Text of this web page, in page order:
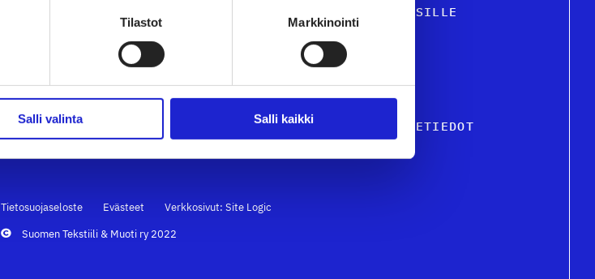
Tilastot Markkinointi
Salli valinta Salli kaikki
AVOIMET TYÖPAIKAT
TULE JÄSENEKSI
JÄSENSIVUT
PALVELUT JA TIETOA YRITYKSILLE
TUTUSTU JÄSENYRITYKSIIMME
VAIKUTTAMINEN
LIITON HENKILÖSTÖ & OSOITETIEDOT
Tietosuojaseloste Evästeet
Verkkosivut: Site Logic
Suomen Tekstiili & Muoti ry 2022